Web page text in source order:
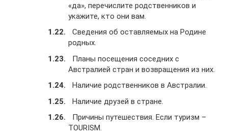
«да», перечислите родственников и
укажите, кто они вам.
Сведения об оставляемых на Родине
родных.
Планы посещения соседних с
Австралией стран и возвращения из них.
Наличие родственников в Австралии.
Наличие друзей в стране.
Причины путешествия. Если туризм –
TOURISM.